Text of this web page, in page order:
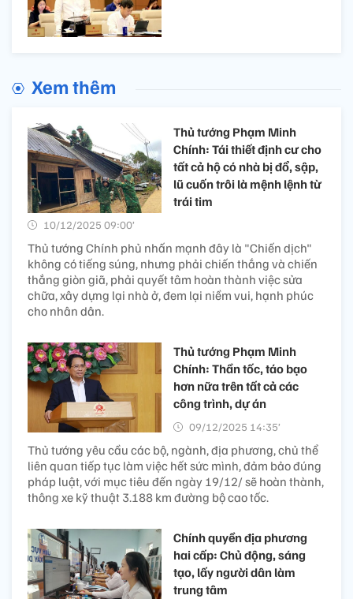
Xem thêm
Thủ tướng Phạm Minh
Chính: Tái thiết định cư cho
tất cả hộ có nhà bị đổ, sập,
lũ cuốn trôi là mệnh lệnh từ
trái tim
10/12/2025 09:00’
Thủ tướng Chính phủ nhấn mạnh đây là "Chiến dịch"
không có tiếng súng, nhưng phải chiến thắng và chiến
thắng giòn giã, phải quyết tâm hoàn thành việc sửa
chữa, xây dựng lại nhà ở, đem lại niềm vui, hạnh phúc
cho nhân dân.
Thủ tướng Phạm Minh
Chính: Thần tốc, táo bạo
hơn nữa trên tất cả các
công trình, dự án
09/12/2025 14:35’
Thủ tướng yêu cầu các bộ, ngành, địa phương, chủ thể
liên quan tiếp tục làm việc hết sức mình, đảm bảo đúng
pháp luật, với mục tiêu đến ngày 19/12/ sẽ hoàn thành,
thông xe kỹ thuật 3.188 km đường bộ cao tốc.
Chính quyền địa phương
hai cấp: Chủ động, sáng
tạo, lấy người dân làm
trung tâm